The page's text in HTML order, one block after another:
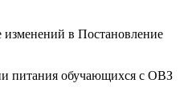
изменений в Постановление
питания обучающихся с ОВЗ